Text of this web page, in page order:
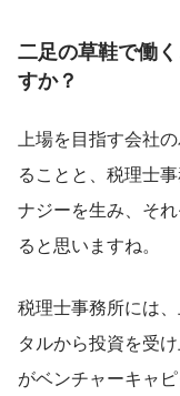
二足の草鞋で働
すか？
上場を目指す会社
ることと、税理士
ナジーを生み、そ
ると思いますね。
税理士事務所には
タルから投資を受
がベンチャーキャ